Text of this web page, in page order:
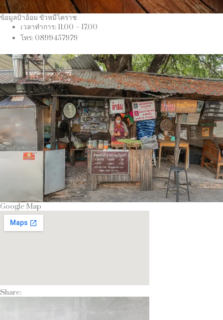
ข้อมูลป้าอ้อม ขั่วหมี่โคราช
เวลาทำการ: 11.00 – 17.00
โทร: 0899457979
Google Map
Share: